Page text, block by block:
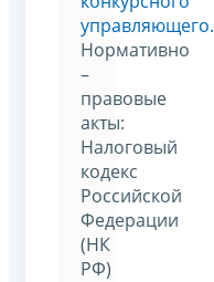
управляющего.
Нормативно
–
правовые
акты:
Налоговый
кодекс
Российской
Федерации
(НК
РФ)